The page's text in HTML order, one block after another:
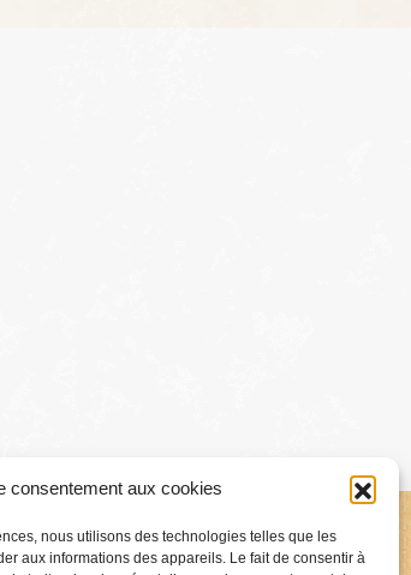
consentement aux cookies
nous utilisons des technologies telles que les
aux informations des appareils. Le fait de consentir à